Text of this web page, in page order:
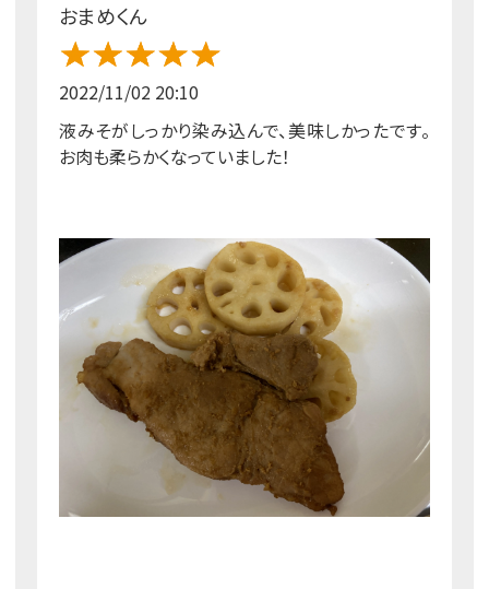
おまめくん
2022/11/02 20:10
液みそがしっかり染み込んで、美味しかったです。
お肉も柔らかくなっていました！